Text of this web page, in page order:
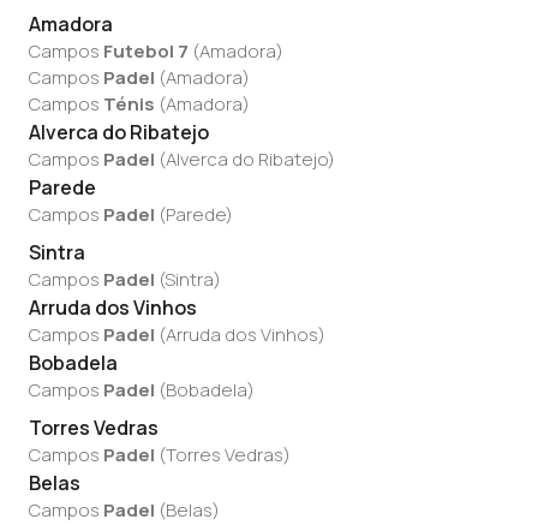
Amadora
Campos Futebol 7 (Amadora)
Campos Padel (Amadora)
Campos Ténis (Amadora)
Alverca do Ribatejo
Campos Padel (Alverca do Ribatejo)
Parede
Campos Padel (Parede)
Sintra
Campos Padel (Sintra)
Arruda dos Vinhos
Campos Padel (Arruda dos Vinhos)
Bobadela
Campos Padel (Bobadela)
Torres Vedras
Campos Padel (Torres Vedras)
Belas
Campos Padel (Belas)